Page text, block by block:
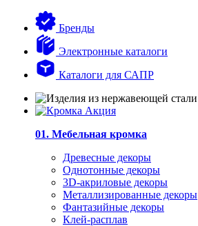
Бренды
Электронные каталоги
Каталоги для САПР
01. Мебельная кромка
Древесные декоры
Однотонные декоры
3D-акриловые декоры
Металлизированные декоры
Фантазийные декоры
Клей-расплав